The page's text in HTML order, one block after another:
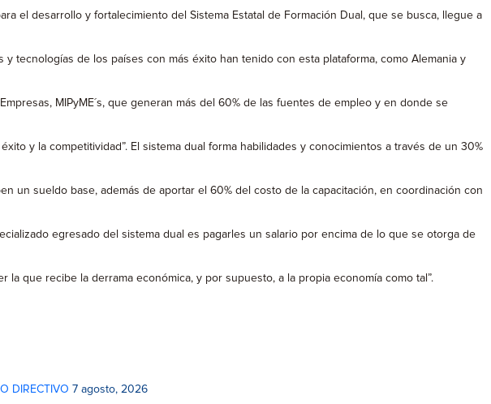
el desarrollo y fortalecimiento del Sistema Estatal de Formación Dual, que se busca, llegue a
tecnologías de los países con más éxito han tenido con esta plataforma, como Alemania y
MIPyME´s, que generan más del 60% de las fuentes de empleo y en donde se
y la competitividad”. El sistema dual forma habilidades y conocimientos a través de un 30%
un sueldo base, además de aportar el 60% del costo de la capacitación, en coordinación con
egresado del sistema dual es pagarles un salario por encima de lo que se otorga de
que recibe la derrama económica, y por supuesto, a la propia economía como tal”.
DIRECTIVO 7 agosto, 2026